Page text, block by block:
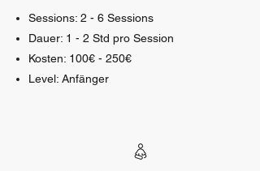
Sessions: 2 - 6 Sessions
Dauer: 1 - 2 Std pro Session
Kosten: 100€ - 250€
Level: Anfänger